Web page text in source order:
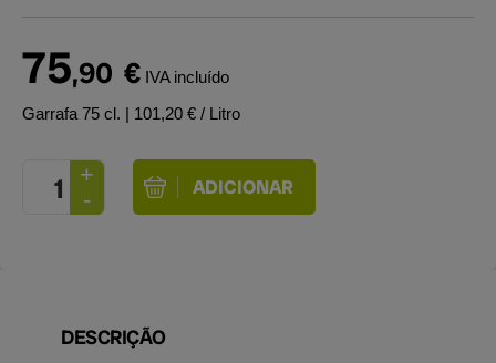
75,90 € IVA incluído
Garrafa 75 cl. | 101,20 € / Litro
DESCRIÇÃO